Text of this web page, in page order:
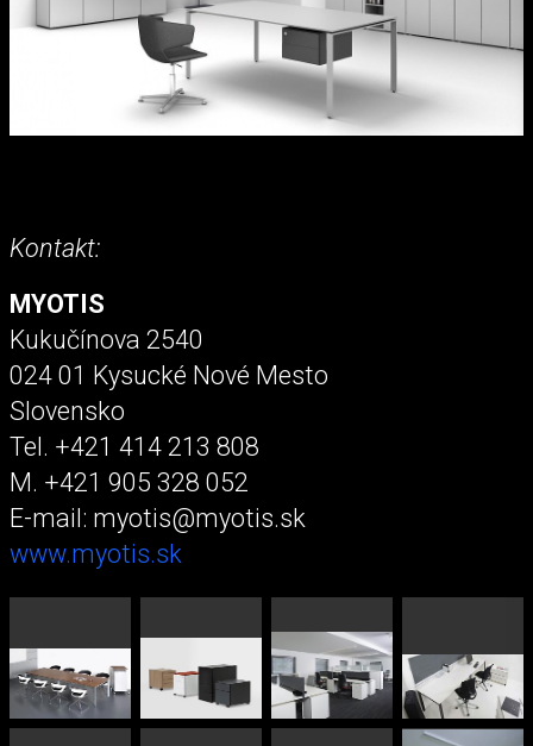
Kontakt:
MYOTIS
Kukučínova 2540
024 01 Kysucké Nové Mesto
Slovensko
Tel. +421 414 213 808
M. +421 905 328 052
E-mail: myotis@myotis.sk
www.myotis.sk